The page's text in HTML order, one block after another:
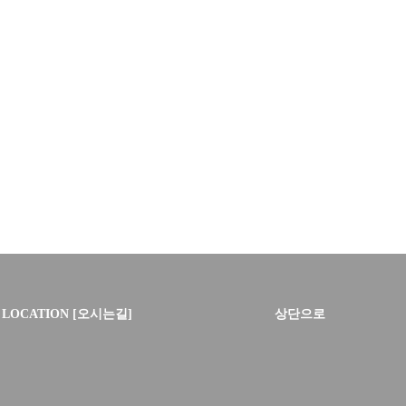
LOCATION [오시는길] 상단으로